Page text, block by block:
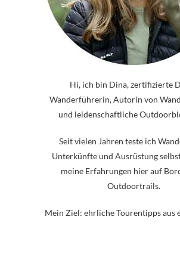
Hi, ich bin Dina, zertifizierte
Wanderführerin, Autorin von
und leidenschaftliche
Seit vielen Jahren teste ich
Unterkünfte und Ausrüstung
meine Erfahrungen hier auf
Outdoortrails.
Mein Ziel: ehrliche Tourentipps aus